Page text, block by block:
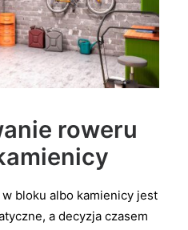
roweru
bloku albo kamienicy jest
a decyzja czasem